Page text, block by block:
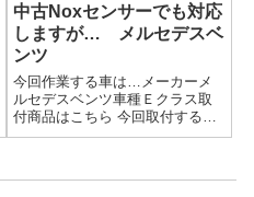
中古Noxセンサーでも対応
しますが… メルセデスベ
ンツ
今回作業する車は…メーカーメ
ルセデスベンツ車種Ｅクラス取
付商品はこちら 今回取付する商
品は…輸入車用バッテリー